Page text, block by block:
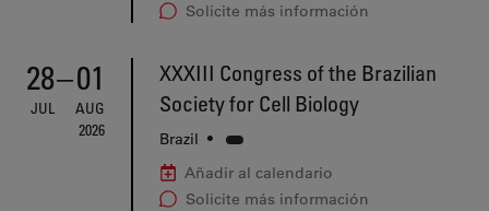
Solicite más información
28
JUL
–01
AUG
2026
XXXIII Congress of the Brazilian
Society for Cell Biology
Brazil •
Añadir al calendario
Solicite más información